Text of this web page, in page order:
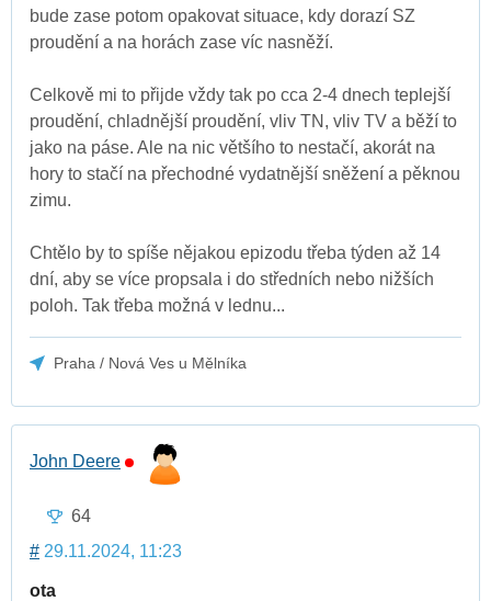
bude zase potom opakovat situace, kdy dorazí SZ
proudění a na horách zase víc nasněží.
Celkově mi to přijde vždy tak po cca 2-4 dnech teplejší
proudění, chladnější proudění, vliv TN, vliv TV a běží to
jako na páse. Ale na nic většího to nestačí, akorát na
hory to stačí na přechodné vydatnější sněžení a pěknou
zimu.
Chtělo by to spíše nějakou epizodu třeba týden až 14
dní, aby se více propsala i do středních nebo nižších
poloh. Tak třeba možná v lednu...
Praha / Nová Ves u Mělníka
John Deere
64
# 29.11.2024, 11:23
ota